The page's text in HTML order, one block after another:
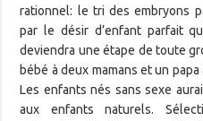
rationnel: le tri des embryons
par le désir d’enfant parfait
deviendra une étape de toute
bébé à deux mamans et un
Les enfants nés sans sexe
aux enfants naturels.